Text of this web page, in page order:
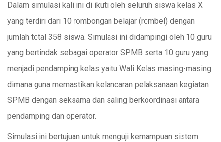
Dalam simulasi kali ini di ikuti oleh seluruh siswa kelas X
yang terdiri dari 10 rombongan belajar (rombel) dengan
jumlah total 358 siswa. Simulasi ini didampingi oleh 10 guru
yang bertindak sebagai operator SPMB serta 10 guru yang
menjadi pendamping kelas yaitu Wali Kelas masing-masing
dimana guna memastikan kelancaran pelaksanaan kegiatan
SPMB dengan seksama dan saling berkoordinasi antara
pendamping dan operator.
Simulasi ini bertujuan untuk menguji kemampuan sistem